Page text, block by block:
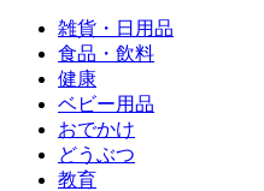
雑貨・日用品
食品・飲料
健康
ベビー用品
おでかけ
どうぶつ
教育